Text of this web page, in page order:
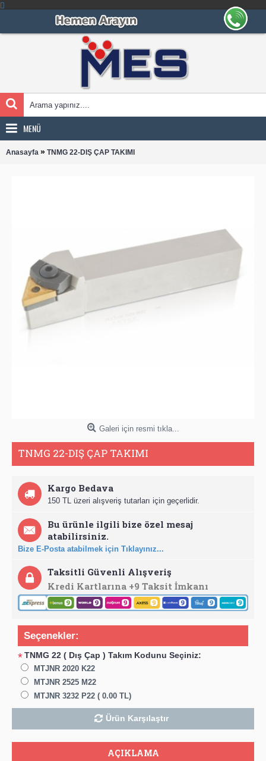
MENÜ
Anasayfa » TNMG 22-DIŞ ÇAP TAKIMI
Galeri için resmi tıkla...
TNMG 22-DIŞ ÇAP TAKIMI
Kargo Bedava
150 TL üzeri alışveriş tutarları için geçerlidir.
Bu ürünle ilgili bize özel mesaj
atabilirsiniz.
Bize E-Posta atabilmek için Tıklayınız...
Taksitli Güvenli Alışveriş
Kredi Kartlarına +9 Taksit İmkanı
Seçenekler:
*TNMG 22 ( Dış Çap ) Takım Kodunu Seçiniz:
MTJNR 2020 K22
MTJNR 2525 M22
MTJNR 3232 P22 ( 0.00 TL)
Ürün Karşılaştır
AÇIKLAMA